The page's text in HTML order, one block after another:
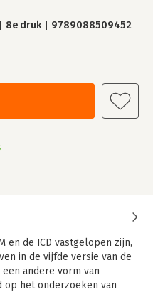
8e druk 9789088509452
en de ICD vastgelopen zijn,
in de vijfde versie van de
andere vorm van
op het onderzoeken van